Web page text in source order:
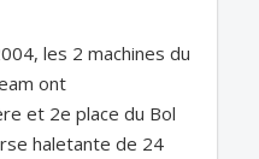
les 2 machines du
ont
et 2e place du Bol
haletante de 24